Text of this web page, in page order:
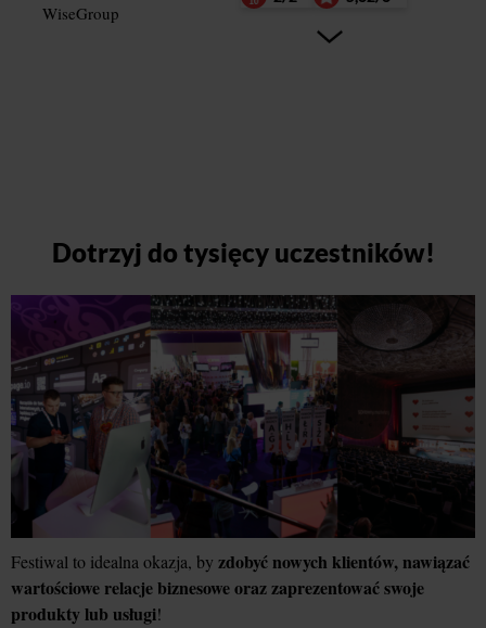
WiseGroup
Dotrzyj do tysięcy uczestników!
Festiwal to idealna okazja, by zdobyć nowych klientów, nawiązać
wartościowe relacje biznesowe oraz zaprezentować swoje
produkty lub usługi!